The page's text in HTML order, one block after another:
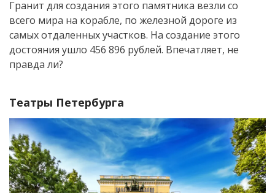
Гранит для создания этого памятника везли со
всего мира на корабле, по железной дороге из
самых отдаленных участков. На создание этого
достояния ушло 456 896 рублей. Впечатляет, не
правда ли?
Театры Петербурга